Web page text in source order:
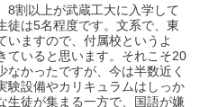
割以上が武蔵工大に入学して
徒は5名程度です。文系で、東
いますので、付属校というよ
ていると思います。それこそ20
かったですが、今は半数近く
験設備やカリキュラムはしっか
生徒が集まる一方で、国語が嫌